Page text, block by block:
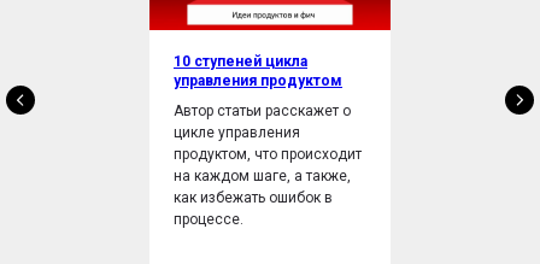
10 ступеней цикла
управления продуктом
Автор статьи расскажет о
цикле управления
продуктом, что происходит
на каждом шаге, а также,
как избежать ошибок в
процессе.